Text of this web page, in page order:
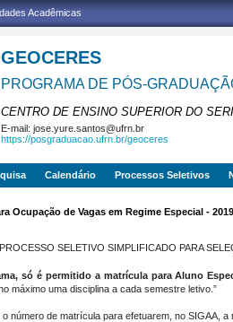
Acadêmicas
GEOCERES
PROGRAMA DE PÓS-
CENTRO DE ENSINO SUPERIOR DO
E-mail: jose.yure.santos@ufrn.br
https://posgraduacao.ufrn.br/geoceres
Calendário Processos Seletivos
Ocupação de Vagas em Regime Especial -
SELETIVO SIMPLIFICADO PARA
só é permitido a matrícula para Aluno
máximo uma disciplina a cada semestre letivo.”
número de matrícula para efetuarem, no SIGAA,